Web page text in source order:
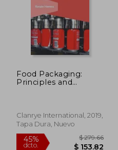
Food Packaging:
Principles and
Clanrye International, 2019,
Tapa Dura, Nuevo